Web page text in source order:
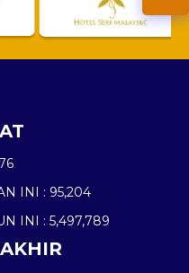
INI : 95,204
INI : 5,497,789